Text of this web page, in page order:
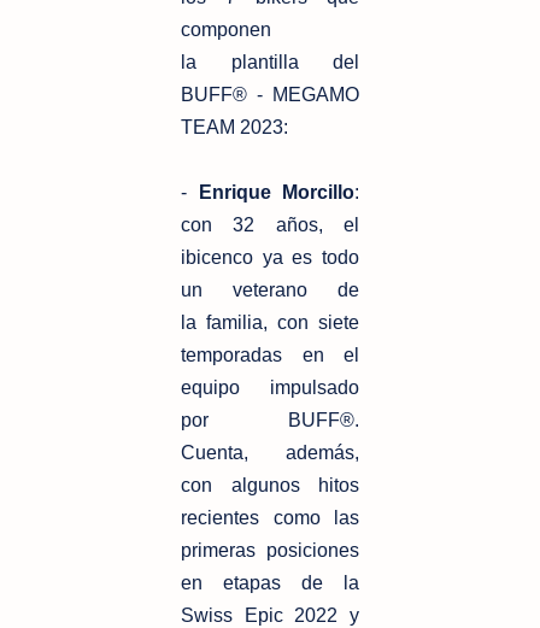
componen
la plantilla del
BUFF® - MEGAMO
TEAM 2023:
- Enrique Morcillo:
con 32 años, el
ibicenco ya es todo
un veterano de
la familia, con siete
temporadas en el
equipo impulsado
por BUFF®.
Cuenta, además,
con algunos hitos
recientes como las
primeras posiciones
en etapas de la
Swiss Epic 2022 y